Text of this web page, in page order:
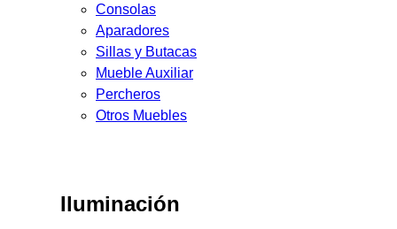
Consolas
Aparadores
Sillas y Butacas
Mueble Auxiliar
Percheros
Otros Muebles
Iluminación